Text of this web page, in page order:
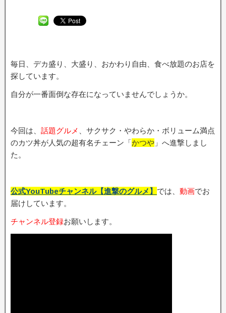
毎日、デカ盛り、大盛り、おかわり自由、食べ放題のお店を
探しています。
自分が一番面倒な存在になっていませんでしょうか。
今回は、 話題グルメ
、サクサク・やわらか・ボリューム満点
のカツ丼が人気の超有名チェーン「かつや 」へ進撃しまし
た。
公式YouTubeチャンネル【進撃のグルメ】 では、 動画でお
届けしています。
チャンネル登録お願いします。